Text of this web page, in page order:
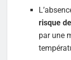
risque
par une